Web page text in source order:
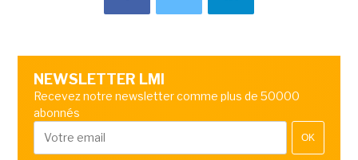
NEWSLETTER LMI
Recevez notre newsletter comme plus de 50000
abonnés
OK